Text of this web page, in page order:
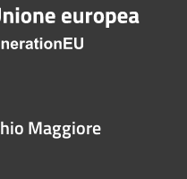
Maggiore